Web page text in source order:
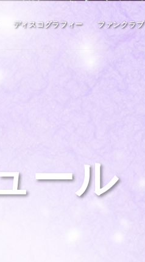
ディスコグラフィー ファンクラブ
ール